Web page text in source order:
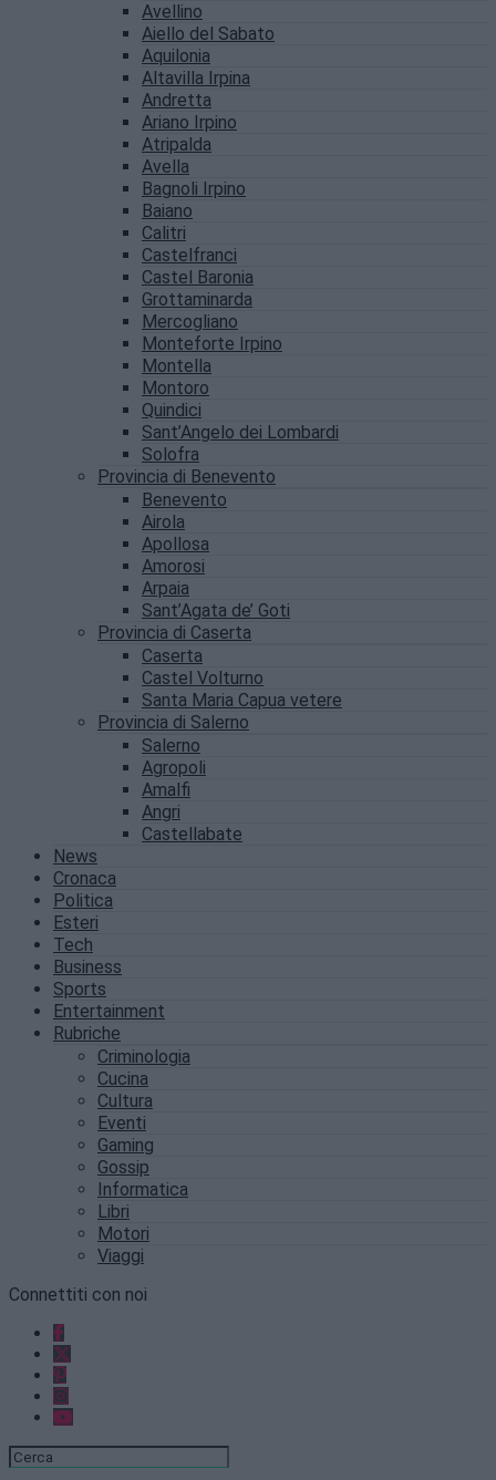
Avellino
Aiello del Sabato
Aquilonia
Altavilla Irpina
Andretta
Ariano Irpino
Atripalda
Avella
Bagnoli Irpino
Baiano
Calitri
Castelfranci
Castel Baronia
Grottaminarda
Mercogliano
Monteforte Irpino
Montella
Montoro
Quindici
Sant’Angelo dei Lombardi
Solofra
Provincia di Benevento
Benevento
Airola
Apollosa
Amorosi
Arpaia
Sant’Agata de’ Goti
Provincia di Caserta
Caserta
Castel Volturno
Santa Maria Capua vetere
Provincia di Salerno
Salerno
Agropoli
Amalfi
Angri
Castellabate
News
Cronaca
Politica
Esteri
Tech
Business
Sports
Entertainment
Rubriche
Criminologia
Cucina
Cultura
Eventi
Gaming
Gossip
Informatica
Libri
Motori
Viaggi
Connettiti con noi